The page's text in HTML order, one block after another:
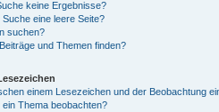
keine Ergebnisse?
eine leere Seite?
suchen?
und Themen finden?
einem Lesezeichen und der Beobachtung
Thema beobachten?